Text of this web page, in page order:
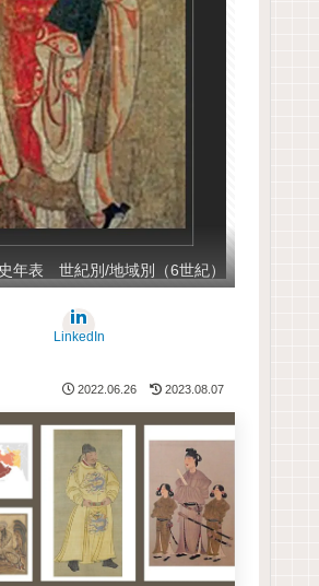
年表 世紀別/地域別（6世紀）
LinkedIn
2022.06.26 2023.08.07